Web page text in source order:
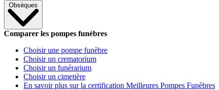
Obsèques
Comparer les pompes funèbres
Choisir une pompe funèbre
Choisir un crematorium
Choisir un funérarium
Choisir un cimetière
En savoir plus sur la certification Meilleures Pompes Funèbres